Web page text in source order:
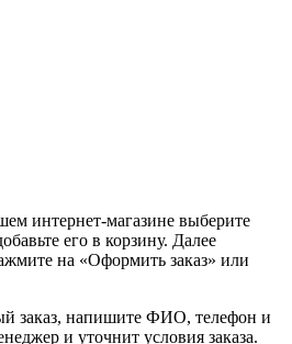
интернет-магазине выберите
его в корзину. Далее
на «Оформить заказ» или
заказ, напишите ФИО, телефон и
и уточнит условия заказа.